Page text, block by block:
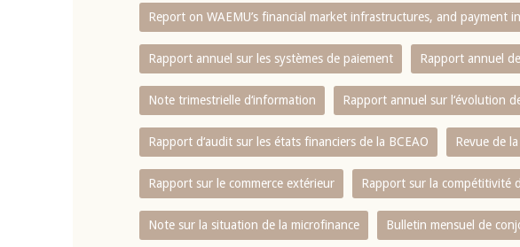
Report on WAEMU’s financial market infrastructures, and payment
Rapport annuel sur les systèmes de paiement Rapport annuel
Note trimestrielle d‘information Rapport annuel sur l‘évolution
Rapport d‘audit sur les états financiers de la BCEAO Revue de
Rapport sur le commerce extérieur Rapport sur la compétitivité
Note sur la situation de la microfinance Bulletin mensuel de